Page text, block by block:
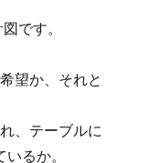
です。
望か、それと
、テーブルに
るか。